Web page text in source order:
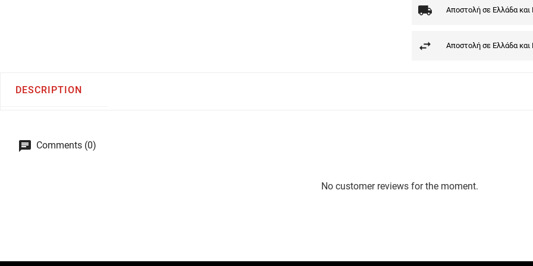
Αποστολή σε Ελλάδα και
Αποστολή σε Ελλάδα και
DESCRIPTION
Comments (0)
No customer reviews for the moment.